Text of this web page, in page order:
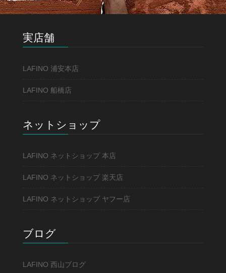
実店舗
LAFINO 浦安本店
LAFINO 船橋店
ネットショップ
LAFINO ネットショップ 本店
LAFINO ネットショップ 楽天店
LAFINO ネットショップ ヤフー店
ブログ
LAFINO 西山ブログ